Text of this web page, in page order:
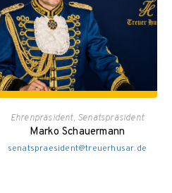
Ehrenpräsident, Senatspräsident
Marko Schauermann
senatspraesident@treuerhusar.de